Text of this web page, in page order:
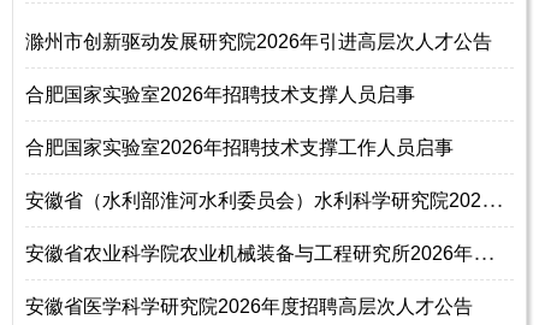
滁州市创新驱动发展研究院2026年引进高层次人才公告
合肥国家实验室2026年招聘技术支撑人员启事
合肥国家实验室2026年招聘技术支撑工作人员启事
安
徽省（水利部淮河水利委员会）水利科学研究院2026年度公开招聘高层次人才
安
徽省农业科学院农业机械装备与工程研究所2026年公开招聘高层次人才公告
安徽省医学科学研究院2026年度招聘高层次人才公告